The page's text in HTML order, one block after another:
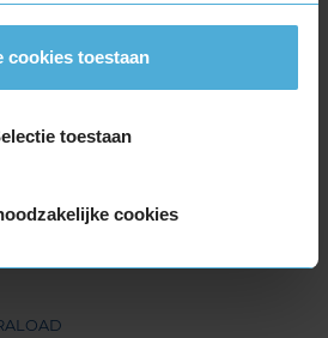
cookies toestaan
toestaan
cookies